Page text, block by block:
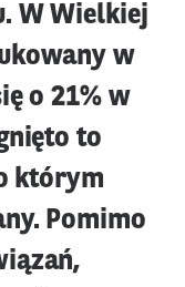
W Wielkiej
w
o 21% w
to
którym
Pomimo